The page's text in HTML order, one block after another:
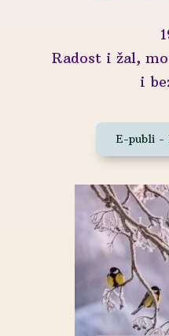
Radost i žal,
i
E-publi -